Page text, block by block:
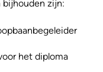
bijhouden zijn:
het diploma